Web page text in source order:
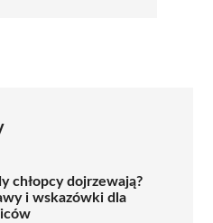
chłopcy dojrzewają?
i wskazówki dla